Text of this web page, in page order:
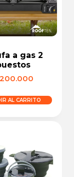
a gas 2
200.000
AL CARRITO